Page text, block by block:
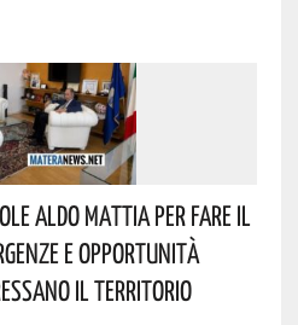
Aldo Mattia Per Fare Il
E Opportunità
Il Territorio